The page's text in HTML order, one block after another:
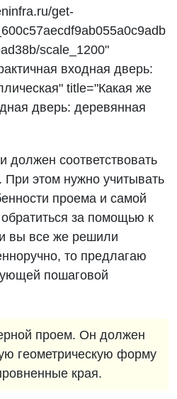
get-
scale_1200"
входная дверь:
title="Какая же
дверь: деревянная
должен соответствовать
При этом нужно учитывать
проема и самой
за помощью к
вы все же решили
то предлагаю
пошаговой
проем. Он должен
геометрическую форму
края.